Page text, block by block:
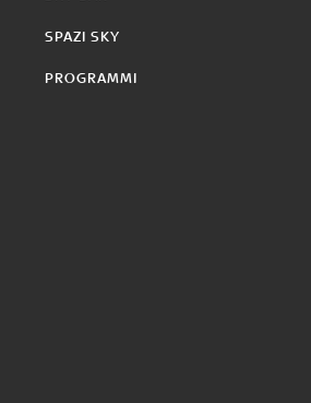
SPAZI SKY
PROGRAMMI